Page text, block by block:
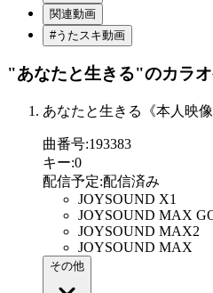
関連動画
#うたスキ動画
"あなたと生きる"のカラ
あなたと生きる《本人映像
曲番号:193383
キー:0
配信予定:配信済み
JOYSOUND X1
JOYSOUND MAX
JOYSOUND MAX2
JOYSOUND MAX
その他